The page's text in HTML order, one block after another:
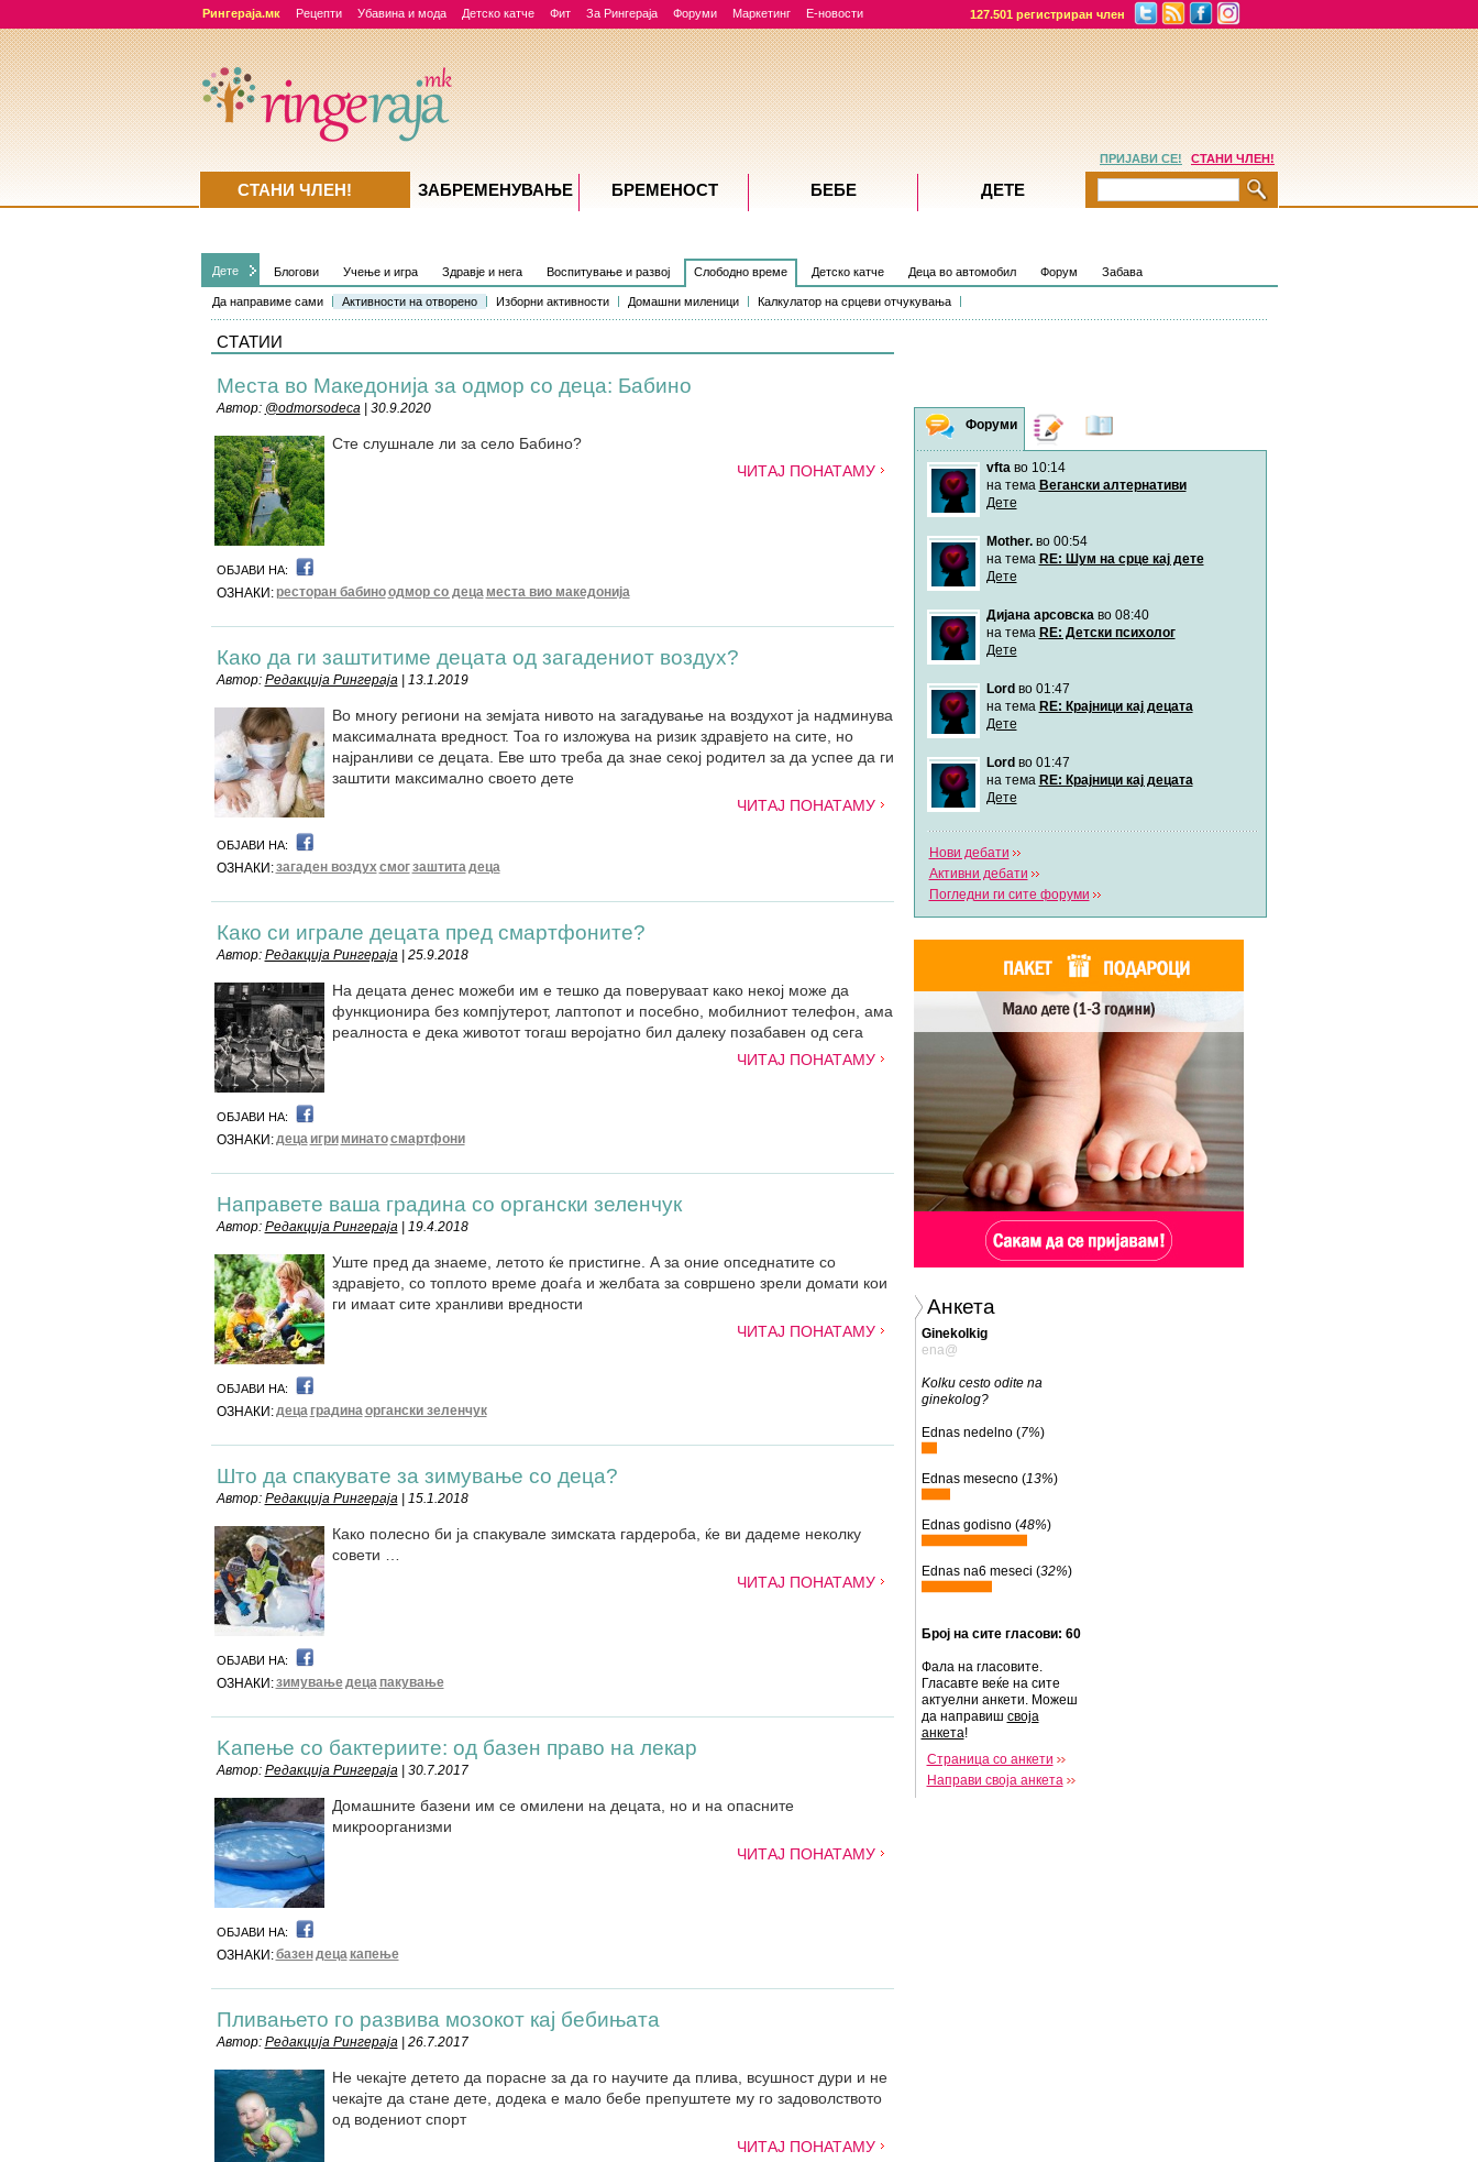
Рингераја.мк Рецепти Убавина и мода Детско катче Фит За Рингераја Форуми Маркетинг Е-новости 127.501 регистриран член
Дете Блогови Учење и игра Здравје и нега Воспитување и развој Слободно време
Да направиме сами Активности на отворено Изборни активности Домашни миленици Калкулатор на срцеви отчукувања
Детско катче Деца во автомобил Форум Забава
СТАТИИ
Места во Македонија за одмор со деца: Бабино
Автор: @odmorsodeca| 30.9.2020
Сте слушнале ли за село Бабино?
ЧИТАЈ ПОНАТАМУ
ОБЈАВИ НА:
ОЗНАКИ: ресторан бабиноодмор со деца места вио македонија
Како да ги заштитиме децата од загадениот воздух?
Автор: Редакција Рингераја| 13.1.2019
Во многу региони на земјата нивото на загадување на воздухот ja надминува
максималната вредност. Тоа го изложува на ризик здравјето на сите, но
најранливи се децата. Еве што треба да знае секој родител за да успее да ги
заштити максимално своето дете
ЧИТАЈ ПОНАТАМУ
ОБЈАВИ НА:
ОЗНАКИ:загаден воздухсмогзаштитадеца
Како си играле децата пред смартфоните?
Автор: Редакција Рингераја| 25.9.2018
На децата денес можеби им е тешко да поверуваат како некој може да
функционира без компјутерот, лаптопот и посебно, мобилниот телефон, ама
реалноста е дека животот тогаш веројатно бил далеку позабавен од сега
ЧИТАЈ ПОНАТАМУ
ОБЈАВИ НА:
ОЗНАКИ:деца игри минатосмартфони
Направете ваша градина со органски зеленчук
Автор: Редакција Рингераја| 19.4.2018
Уште пред да знаеме, летото ќе пристигне. А за оние опседнатите со
здравјето, со топлото време доаѓа и желбата за совршено зрели домати кои
ги имаат сите хранливи вредности
ЧИТАЈ ПОНАТАМУ
ОБЈАВИ НА:
ОЗНАКИ:деца градинаоргански зеленчук
Што да спакувате за зимување со деца?
Автор: Редакција Рингераја| 15.1.2018
Како полесно би ја спакувале зимската гардероба, ќе ви дадеме неколку
совети …
ЧИТАЈ ПОНАТАМУ
ОБЈАВИ НА:
ОЗНАКИ:зимувањедеца пакување
Kапење со бактериите: од базен право на лекар
Автор: Редакција Рингераја| 30.7.2017
Домашните базени им се омилени на децата, но и на опасните
микроорганизми
ЧИТАЈ ПОНАТАМУ
ОБЈАВИ НА:
ОЗНАКИ:базендеца капење
Пливањето го развива мозокот кај бебињата
Автор: Редакција Рингераја| 26.7.2017
Не чекајте детето да порасне за да го научите да плива, всушност дури и не
чекајте да стане дете, додека е мало бебе препуштете му го задоволството
од водениот спорт
ЧИТАЈ ПОНАТАМУ
Форуми Дневници
vftaво 10:14
на тема Вегански алтернативи
Дете
Mother.во 00:54
на тема RE: Шум на срце кај дете
Дете
Дијана арсовскаво 08:40
на тема RE: Детски психолог
Дете
Lord во 01:47
на тема RE: Крајници кај децата
Дете
Lord во 01:47
на тема RE: Крајници кај децата
Дете
Нови дебати
Активни дебати
Погледни ги сите форуми
Анкета
Ginekolkig
ena@
Kolku cesto odite na
ginekolog?
Ednas nedelno (7%)
Ednas mesecno (13%)
Ednas godisno (48%)
Ednas na6 meseci (32%)
Број на сите гласови: 60
Фала на гласовите.
Гласавте веќе на сите
актуелни анкети. Можеш
да направиш своја
анкета!
Страница со анкети
Направи своја анкета
ПРИЈАВИ СЕ! СТАНИ ЧЛЕН!
СТАНИ ЧЛЕН! ЗАБРЕМЕНУВАЊE БРЕМЕНОСТ БЕБЕ ДЕТЕ